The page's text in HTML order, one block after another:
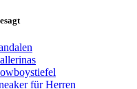
für Herren